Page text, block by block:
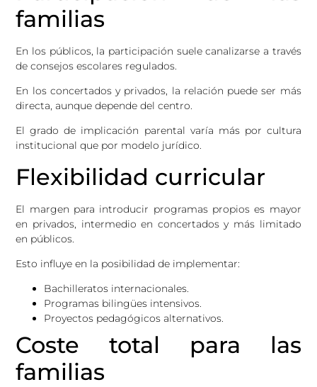
familias
En los públicos, la participación suele canalizarse a través
de consejos escolares regulados.
En los concertados y privados, la relación puede ser más
directa, aunque depende del centro.
El grado de implicación parental varía más por cultura
institucional que por modelo jurídico.
Flexibilidad curricular
El margen para introducir programas propios es mayor
en privados, intermedio en concertados y más limitado
en públicos.
Esto influye en la posibilidad de implementar:
Bachilleratos internacionales.
Programas bilingües intensivos.
Proyectos pedagógicos alternativos.
Coste total para las
familias